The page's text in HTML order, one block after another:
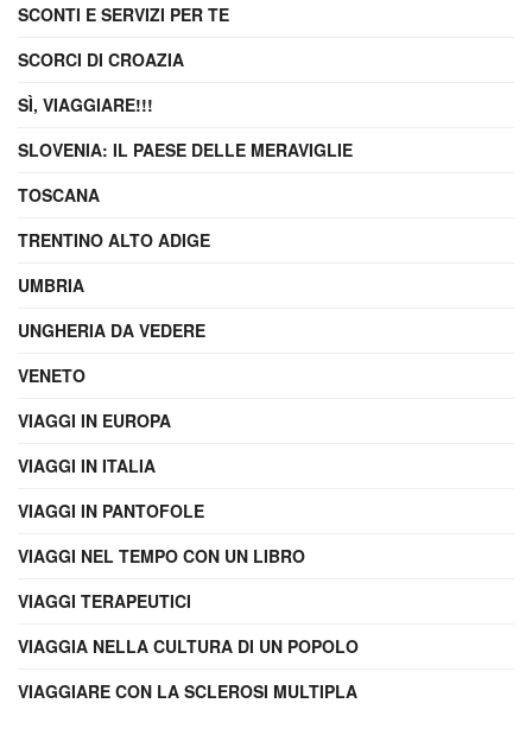
SCONTI E SERVIZI PER TE
SCORCI DI CROAZIA
SÌ, VIAGGIARE!!!
SLOVENIA: IL PAESE DELLE MERAVIGLIE
TOSCANA
TRENTINO ALTO ADIGE
UMBRIA
UNGHERIA DA VEDERE
VENETO
VIAGGI IN EUROPA
VIAGGI IN ITALIA
VIAGGI IN PANTOFOLE
VIAGGI NEL TEMPO CON UN LIBRO
VIAGGI TERAPEUTICI
VIAGGIA NELLA CULTURA DI UN POPOLO
VIAGGIARE CON LA SCLEROSI MULTIPLA